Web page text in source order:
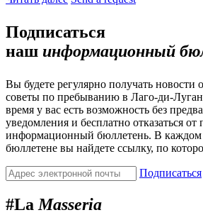
Подписаться
наш информационный
Вы будете регулярно получать новости
советы по пребыванию в Лаго-ди-
время у вас есть возможность без
уведомления и бесплатно отказаться от
информационный бюллетень. В
бюллетене вы найдете ссылку, по
Подписаться
#LaMasseria